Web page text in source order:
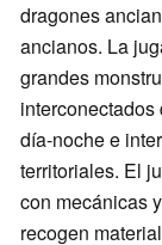
dragones
ancianos. La
grandes
día-noche e
territoriales. El
con mecánicas
recogen